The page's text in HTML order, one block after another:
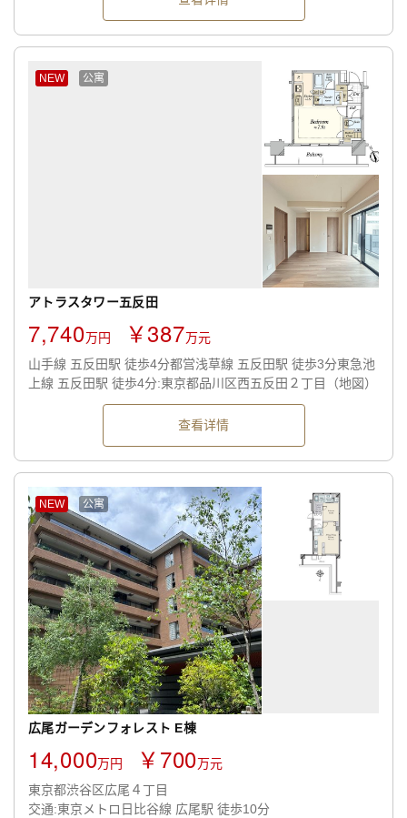
NEW 公寓
アトラスタワー五反田
7,740万円 ￥387万元
山手線 五反田駅 徒歩4分都営浅草線 五反田駅 徒歩3分東急池
上線 五反田駅 徒歩4分:東京都品川区西五反田２丁目（地図）
查看详情
NEW 公寓
広尾ガーデンフォレスト E棟
14,000万円 ￥700万元
東京都渋谷区広尾４丁目
交通:東京メトロ日比谷線 広尾駅 徒歩10分